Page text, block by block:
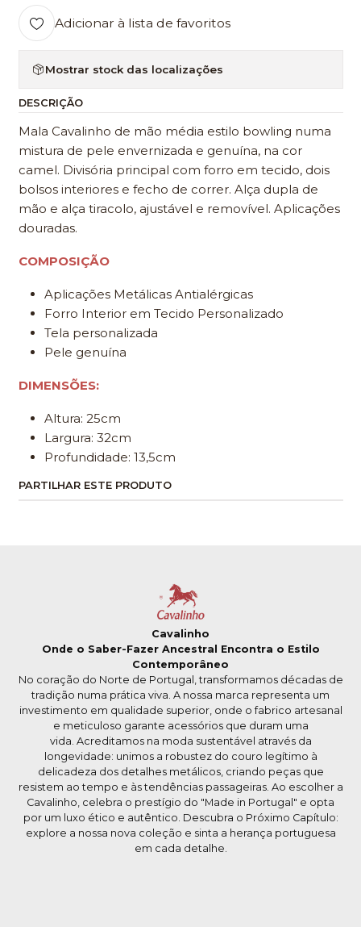
Adicionar à lista de favoritos
Mostrar stock das localizações
DESCRIÇÃO
Mala Cavalinho de mão média estilo bowling numa
mistura de pele envernizada e genuína, na cor
camel. Divisória principal com forro em tecido, dois
bolsos interiores e fecho de correr. Alça dupla de
mão e alça tiracolo, ajustável e removível. Aplicações
douradas.
COMPOSIÇÃO
Aplicações Metálicas Antialérgicas
Forro Interior em Tecido Personalizado
Tela personalizada
Pele genuína
DIMENSÕES:
Altura: 25cm
Largura: 32cm
Profundidade: 13,5cm
PARTILHAR ESTE PRODUTO
Cavalinho
Onde o Saber-Fazer Ancestral Encontra o Estilo
Contemporâneo
No coração do Norte de Portugal, transformamos décadas de
tradição numa prática viva. A nossa marca representa um
investimento em qualidade superior, onde o fabrico artesanal
e meticuloso garante acessórios que duram uma
vida. Acreditamos na moda sustentável através da
longevidade: unimos a robustez do couro legítimo à
delicadeza dos detalhes metálicos, criando peças que
resistem ao tempo e às tendências passageiras. Ao escolher a
Cavalinho, celebra o prestígio do "Made in Portugal" e opta
por um luxo ético e autêntico. Descubra o Próximo Capítulo:
explore a nossa nova coleção e sinta a herança portuguesa
em cada detalhe.